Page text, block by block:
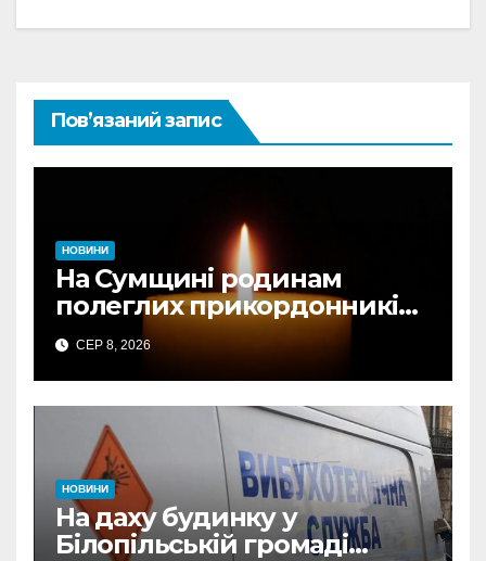
Пов’язаний запис
НОВИНИ
На Сумщині родинам
полеглих прикордонників
передали державні
нагороди та відомчі
відзнаки
СЕР 8, 2026
НОВИНИ
На даху будинку у
Білопільській громаді